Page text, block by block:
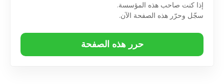
إذا كنت صاحب هذه المؤسسة.
سجّل وحرّر هذه الصفحة الآن.
حرر هذه الصفحة